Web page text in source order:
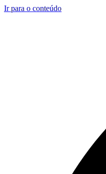
Ir para o conteúdo